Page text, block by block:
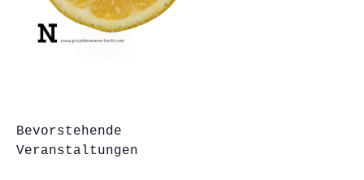
Bevorstehende
Veranstaltungen